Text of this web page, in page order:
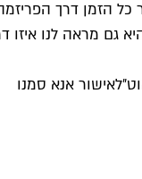
דרך
גם מראה לנו איזו
לאישור אנא סמנו